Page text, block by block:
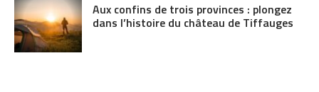
Aux confins de trois provinces : plongez
dans l’histoire du château de Tiffauges